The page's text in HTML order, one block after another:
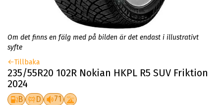
Om det finns en fälg med på bilden är det endast i illustrativt
syfte
Tillbaka
235/55R20 102R Nokian HKPL R5 SUV Friktion
2024
B D 71